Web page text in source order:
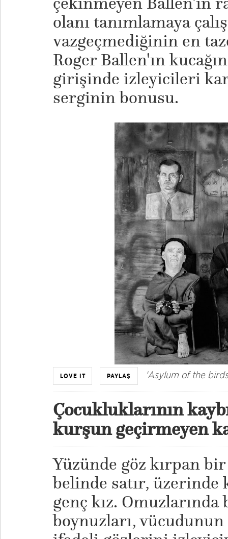
olanı tanımlamaya
vazgeçmediğinin en
Roger Ballen'ın
girişinde izleyicileri
serginin bonusu.
LOVE IT PAYLAŞ 'Asylum of the
Çocukluklarının
kurşun geçirmeyen
Yüzünde göz kırpan
belinde satır, üzerinde
genç kız. Omuzlarında
boynuzları, vücudunun